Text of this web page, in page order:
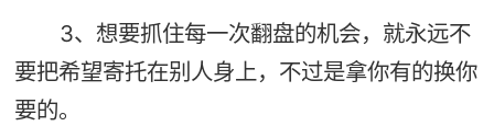
3、想要抓住每一次翻盘的机会，就永远不
要把希望寄托在别人身上，不过是拿你有的换你
要的。